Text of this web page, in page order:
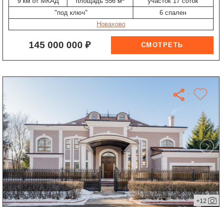
"под ключ"
6 спален
Новахово
145 000 000 ₽
+12